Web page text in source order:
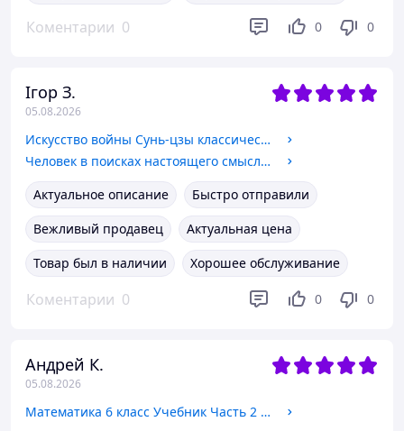
Коментарии 0 0 0
Ігор З.
05.08.2026
Искусство войны Сунь-цзы классический трактат о стратегии бизнес письменный перевод
Человек в поисках настоящего смысла, Виктор Франкл
Актуальное описание
Быстро отправили
Вежливый продавец
Актуальная цена
Товар был в наличии
Хорошее обслуживание
Коментарии 0 0 0
Андрей К.
05.08.2026
Математика 6 класс Учебник Часть 2 Александр Истер Генеза 2023